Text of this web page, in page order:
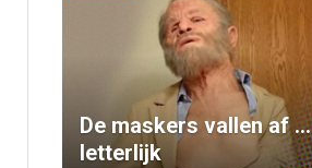
De maskers vallen af …
letterlijk